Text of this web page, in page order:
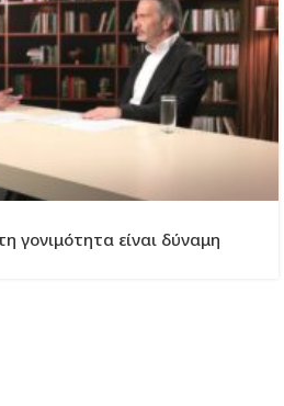
γονιμότητα είναι δύναμη